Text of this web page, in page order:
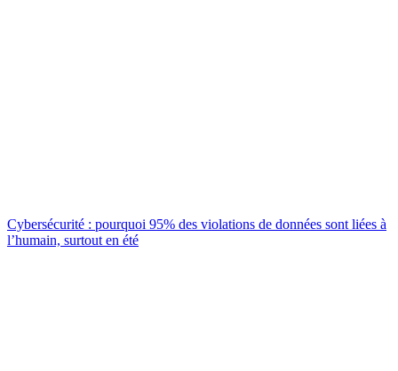
Cybersécurité : pourquoi 95% des violations de données sont liées à
l’humain, surtout en été